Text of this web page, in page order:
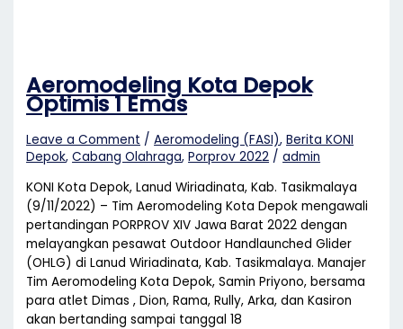
Aeromodeling Kota Depok
Optimis 1 Emas
Leave a Comment /Aeromodeling (FASI),Berita KONI
Depok,Cabang Olahraga,Porprov 2022 /admin
KONI Kota Depok, Lanud Wiriadinata, Kab. Tasikmalaya
(9/11/2022) – Tim Aeromodeling Kota Depok mengawali
pertandingan PORPROV XIV Jawa Barat 2022 dengan
melayangkan pesawat Outdoor Handlaunched Glider
(OHLG) di Lanud Wiriadinata, Kab. Tasikmalaya. Manajer
Tim Aeromodeling Kota Depok, Samin Priyono, bersama
para atlet Dimas , Dion, Rama, Rully, Arka, dan Kasiron
akan bertanding sampai tanggal 18